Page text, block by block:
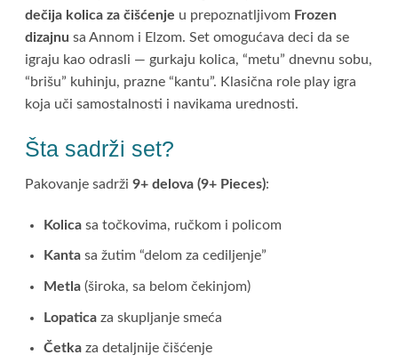
dečija kolica za čišćenje u prepoznatljivom Frozen
dizajnu sa Annom i Elzom. Set omogućava deci da se
igraju kao odrasli — gurkaju kolica, “metu” dnevnu sobu,
“brišu” kuhinju, prazne “kantu”. Klasična role play igra
koja uči samostalnosti i navikama urednosti.
Šta sadrži set?
Pakovanje sadrži9+ delova (9+ Pieces):
Kolica sa točkovima, ručkom i policom
Kanta sa žutim “delom za cediljenje”
Metla (široka, sa belom čekinjom)
Lopatica za skupljanje smeća
Četka za detaljnije čišćenje